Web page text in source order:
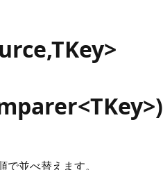
並べ替えます。